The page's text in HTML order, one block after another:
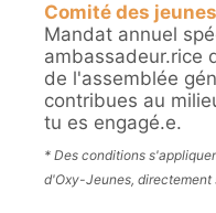
Comité des
Mandat annuel
ambassadeur.rice
de l'assemblée
contribues au
tu es engagé.e.
* Des conditions
d'Oxy-Jeunes, directement